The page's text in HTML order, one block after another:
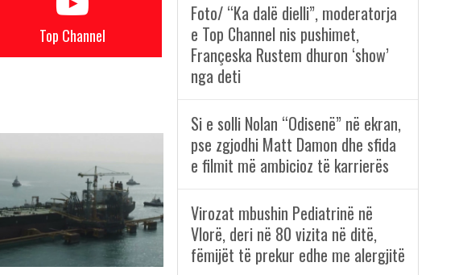
Top Channel
Foto/ “Ka dalë dielli”, moderatorja
e Top Channel nis pushimet,
Françeska Rustem dhuron ‘show’
nga deti
Si e solli Nolan “Odisenë” në ekran,
pse zgjodhi Matt Damon dhe sfida
e filmit më ambicioz të karrierës
Virozat mbushin Pediatrinë në
Vlorë, deri në 80 vizita në ditë,
fëmijët të prekur edhe me alergjitë